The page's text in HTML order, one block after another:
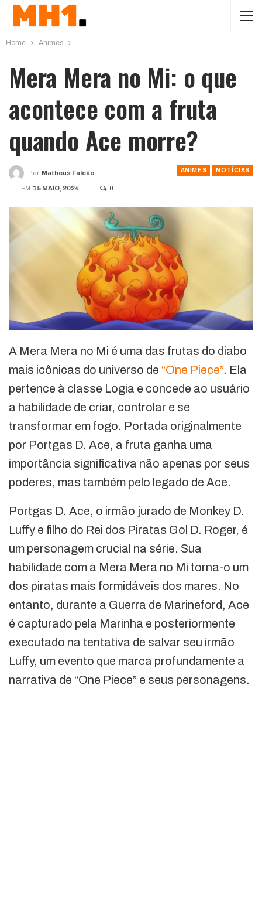
Home Animes
Mera Mera no Mi: o que
acontece com a fruta
quando Ace morre?
ANIMES NOTÍCIAS
Por Matheus Falcão
EM 15 MAIO, 2024 0
A Mera Mera no Mi é uma das frutas do diabo
mais icônicas do universo de “One Piece”. Ela
pertence à classe Logia e concede ao usuário
a habilidade de criar, controlar e se
transformar em fogo. Portada originalmente
por Portgas D. Ace, a fruta ganha uma
importância significativa não apenas por seus
poderes, mas também pelo legado de Ace.
Portgas D. Ace, o irmão jurado de Monkey D.
Luffy e filho do Rei dos Piratas Gol D. Roger, é
um personagem crucial na série. Sua
habilidade com a Mera Mera no Mi torna-o um
dos piratas mais formidáveis dos mares. No
entanto, durante a Guerra de Marineford, Ace
é capturado pela Marinha e posteriormente
executado na tentativa de salvar seu irmão
Luffy, um evento que marca profundamente a
narrativa de “One Piece” e seus personagens.